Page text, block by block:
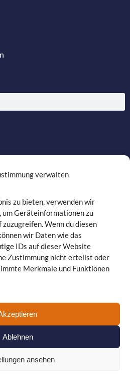
verwalten
zu bieten, verwenden wir
um Geräteinformationen zu
Wenn du diesen
wir Daten wie das
IDs auf dieser Website
Zustimmung nicht erteilst oder
Merkmale und Funktionen
Ablehnen
ansehen
330 96 26 29kontakt@lorop.de
Frankfurt am Main
www.itservice-frankfurt.de